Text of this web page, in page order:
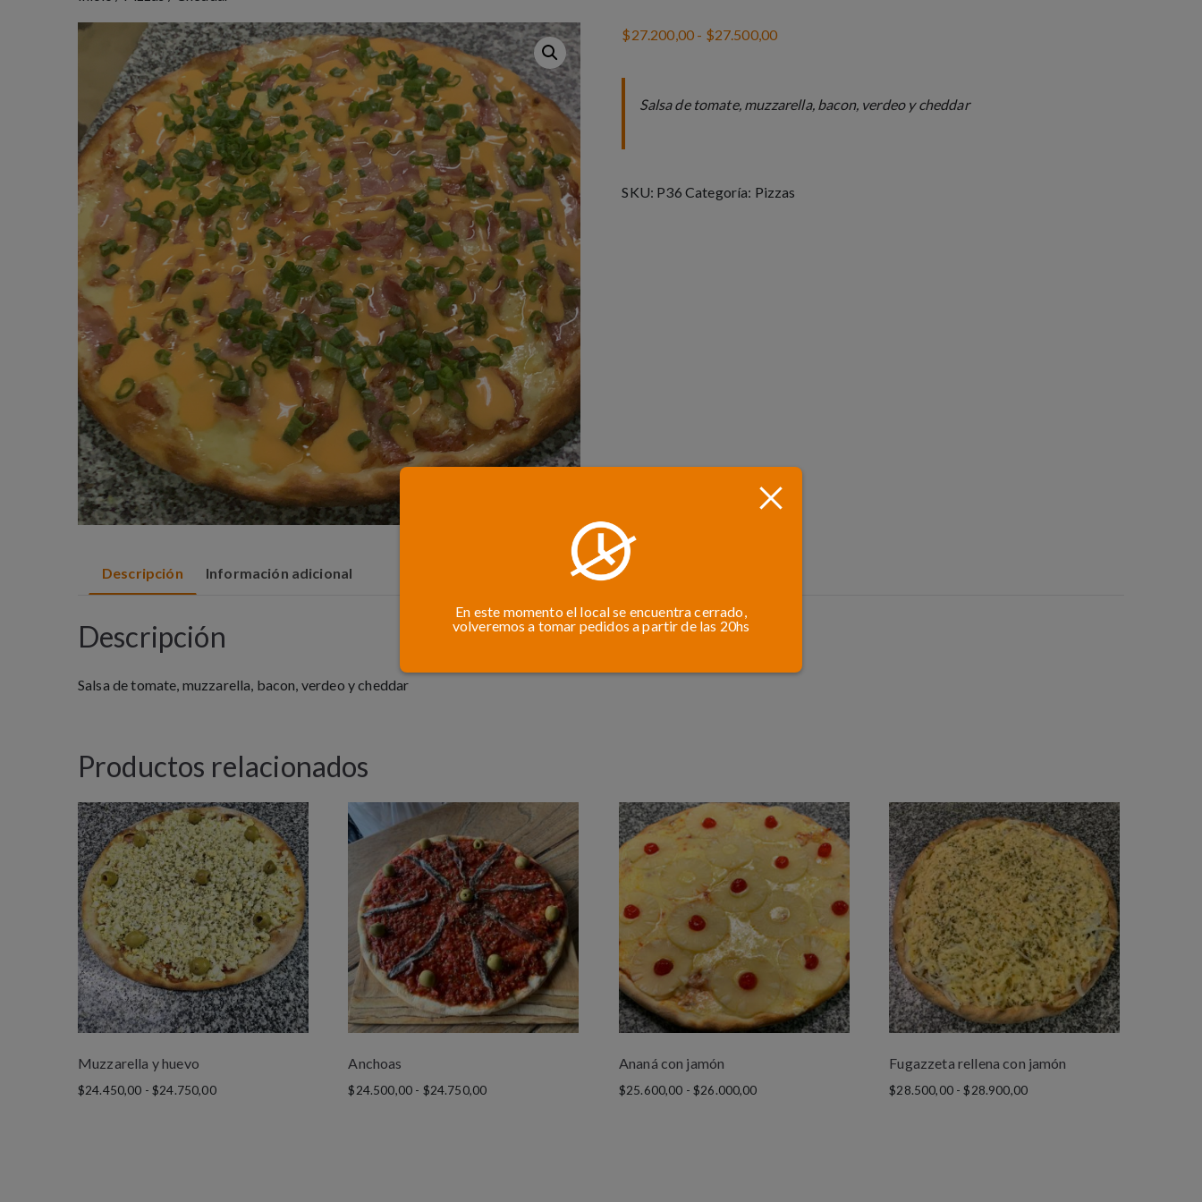
$27.200,00 - $27.500,00
Salsa de tomate, muzzarella, bacon, verdeo y cheddar
SKU: P36 Categoría: Pizzas
Descripción Información adicional
Descripción
Salsa de tomate, muzzarella, bacon, verdeo y cheddar
Productos relacionados
Muzzarella y huevo
$24.450,00 - $24.750,00
Anchoas
$24.500,00 - $24.750,00
Ananá con jamón
$25.600,00 - $26.000,00
Fugazzeta rellena con jamón
$28.500,00 - $28.900,00
En este momento el local se encuentra cerrado,
volveremos a tomar pedidos a partir de las 20hs